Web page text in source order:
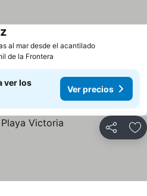
al mar desde el acantilado
de la Frontera
ver los
Ver precios
Compartir